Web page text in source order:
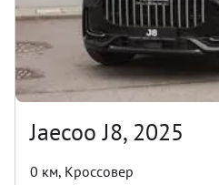
Jaecoo J8, 2025
0 км, Кроссовер